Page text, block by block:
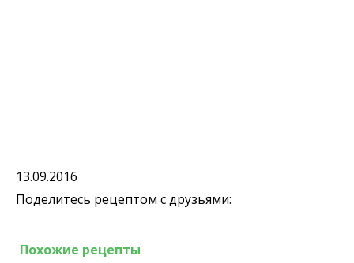
13.09.2016
Поделитесь рецептом с друзьями:
Похожие рецепты